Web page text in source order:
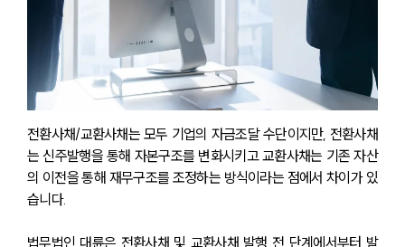
전환사채/교환사채는 모두 기업의 자금조달 수단이지만, 전환사채
는 신주발행을 통해 자본구조를 변화시키고 교환사채는 기존 자산
의 이전을 통해 재무구조를 조정하는 방식이라는 점에서 차이가 있
습니다.
법무법인 대륜은 전환사채 및 교환사채 발행 전 단계에서부터 발